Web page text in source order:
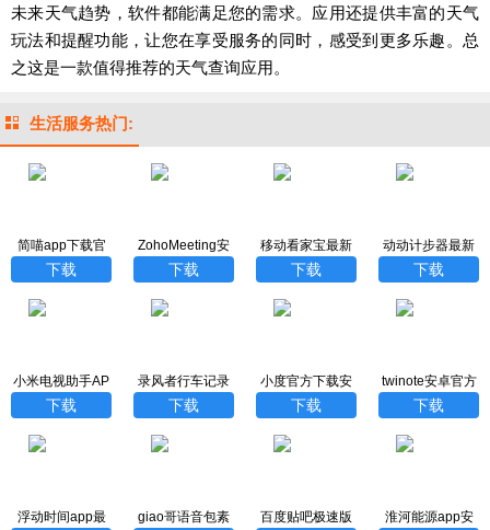
未来天气趋势，软件都能满足您的需求。应用还提供丰富的天气
玩法和提醒功能，让您在享受服务的同时，感受到更多乐趣。总
之这是一款值得推荐的天气查询应用。
生活服务热门:
简喵app下载官
网
下载
ZohoMeeting安
卓版
下载
移动看家宝最新
版
下载
动动计步器最新
版下载
下载
小米电视助手AP
P最新版
下载
录风者行车记录
仪app
下载
小度官方下载安
装最新版
下载
twinote安卓官方
版下载安装
下载
浮动时间app最
giao哥语音包素
百度贴吧极速版
淮河能源app安